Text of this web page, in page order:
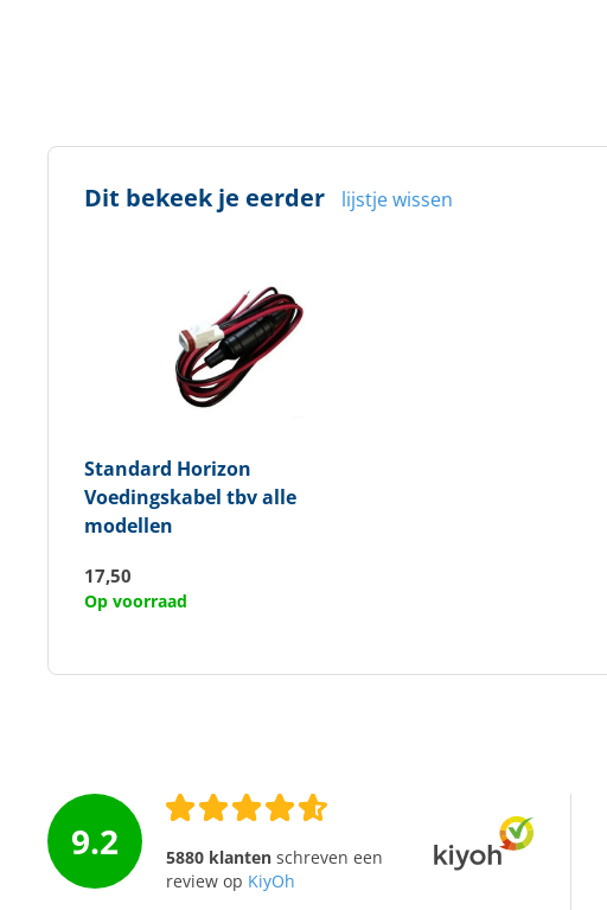
Dit bekeek je eerder lijstje wissen
Standard Horizon
Voedingskabel tbv alle
modellen
17,50
Op voorraad
9.2 5880 klantenschreven een
review op KiyOh